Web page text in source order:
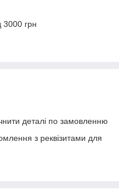
3000 грн
деталі по замовленню
з реквізитами для